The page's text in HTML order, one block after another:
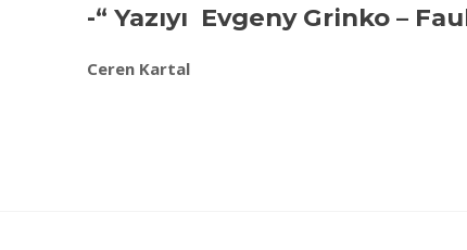
-“ Yazıyı Evgeny Grinko –
Ceren Kartal